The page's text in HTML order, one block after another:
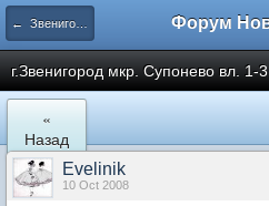
← Звенигород
г.Звенигород мкр. Супонево вл. 1-3
«
Назад
Evelinik
10 Oct 2008